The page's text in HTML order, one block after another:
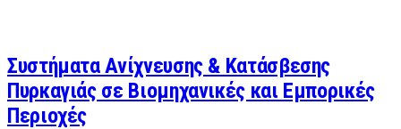
Συστήματα Ανίχνευσης & Κατάσβεσης
Πυρκαγιάς σε Βιομηχανικές και Εμπορικές
Περιοχές